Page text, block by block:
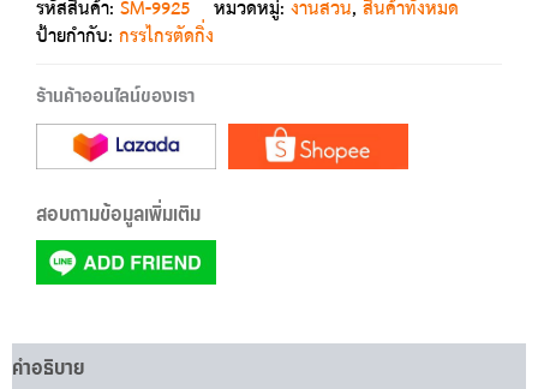
รหัสสินค้า: SM-9925 หมวดหมู่: งานสวน, สินค้าทั้งหมด
ป้ายกำกับ: กรรไกรตัดกิ่ง
ร้านค้าออนไลน์ของเรา
สอบถามข้อมูลเพิ่มเติม
คำอธิบาย